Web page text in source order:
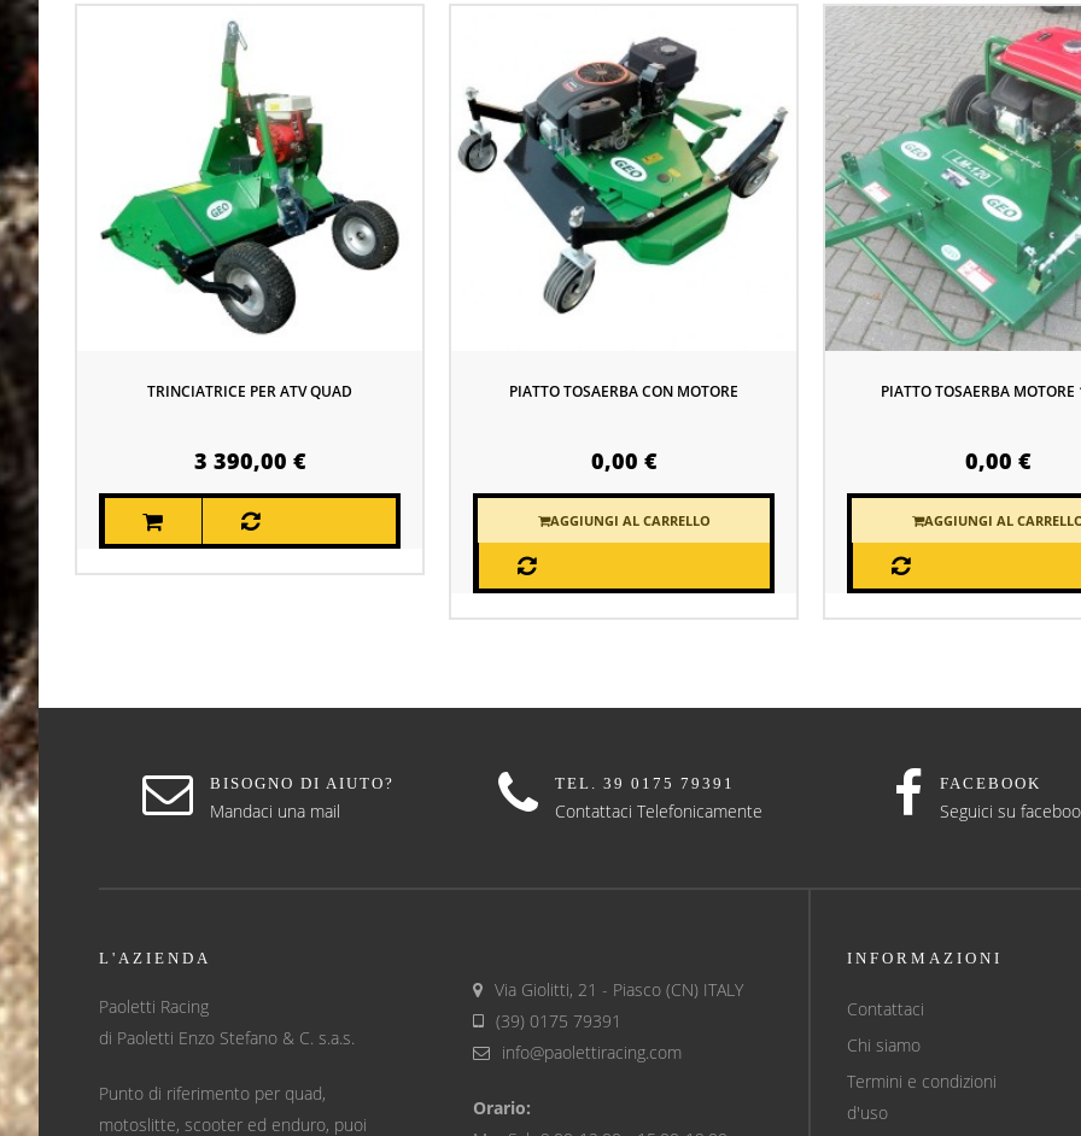
TRINCIATRICE PER ATV QUAD
3 390,00 €
PIATTO TOSAERBA CON MOTORE
0,00 €
AGGIUNGI AL CARRELLO
PIATTO TOSAERBA MOTORE
0,00 €
AGGIUNGI AL
BISOGNO DI AIUTO?
Mandaci una mail
TEL. 39 0175 79391
Contattaci Telefonicamente
FACEBOOK
Seguici su
L'AZIENDA
Paoletti Racing
di Paoletti Enzo Stefano & C. s.a.s.
Punto di riferimento per quad,
motoslitte, scooter ed enduro, puoi
Via Giolitti, 21 - Piasco (CN) ITALY
(39) 0175 79391
info@paolettiracing.com
Orario:
INFORMAZIONI
Contattaci
Chi siamo
Termini e condizioni
d'uso